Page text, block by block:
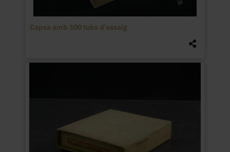
Capsa amb 100 tubs d’assaig